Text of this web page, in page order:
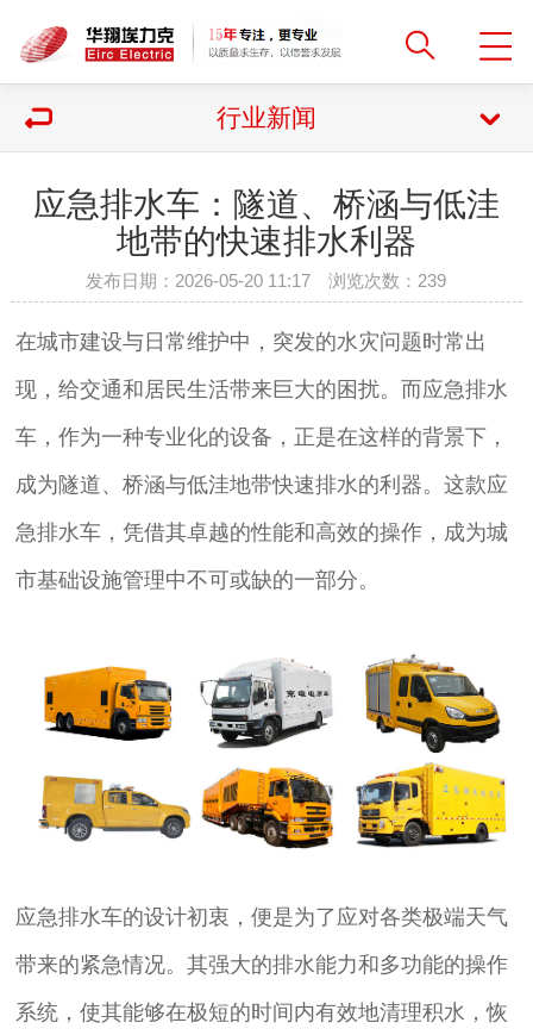
行业新闻
应急排水车：隧道、桥涵与低洼
地带的快速排水利器
发布日期：2026-05-20 11:17 浏览次数： 239
在城市建设与日常维护中，突发的水灾问题时常出
现，给交通和居民生活带来巨大的困扰。而应急排水
车，作为一种专业化的设备，正是在这样的背景下，
成为隧道、桥涵与低洼地带快速排水的利器。这款应
急排水车，凭借其卓越的性能和高效的操作，成为城
市基础设施管理中不可或缺的一部分。
应急排水车的设计初衷，便是为了应对各类极端天气
带来的紧急情况。其强大的排水能力和多功能的操作
系统，使其能够在极短的时间内有效地清理积水，恢